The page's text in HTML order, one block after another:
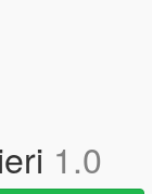
1.0